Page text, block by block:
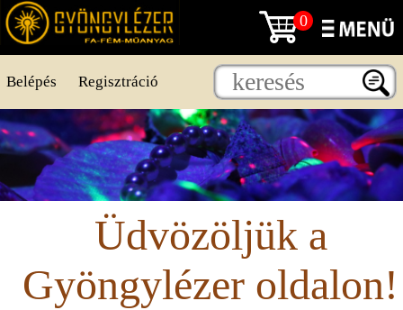
Belépés Regisztráció
0
Üdvözöljük a
Gyöngylézer oldalon!